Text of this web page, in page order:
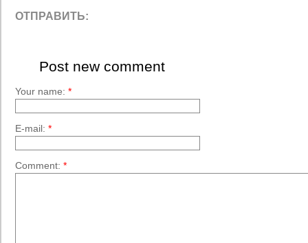
ОТПРАВИТЬ:
Post new comment
Your name: *
E-mail: *
Comment: *